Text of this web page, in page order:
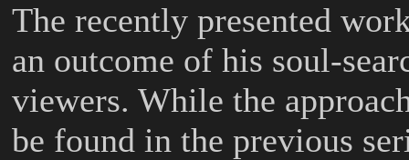
The recently presented
an outcome of his soul-
viewers. While the
be found in the previous